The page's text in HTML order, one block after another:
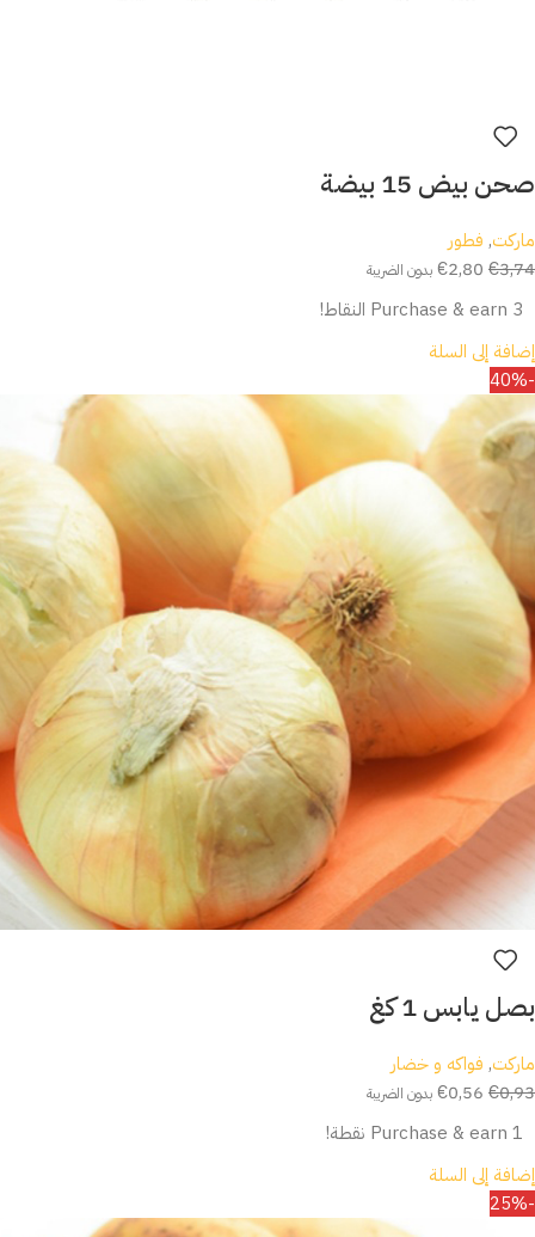
صحن بيض 15 بيضة
ماركت, فطور
€3,74
€2,80 بدون الضريبة
Purchase & earn 3 النقاط!
إضافة إلى السلة
-40%
بصل يابس 1 كغ
ماركت, فواكه و خضار
€0,93
€0,56 بدون الضريبة
Purchase & earn 1 نقطة!
إضافة إلى السلة
-25%